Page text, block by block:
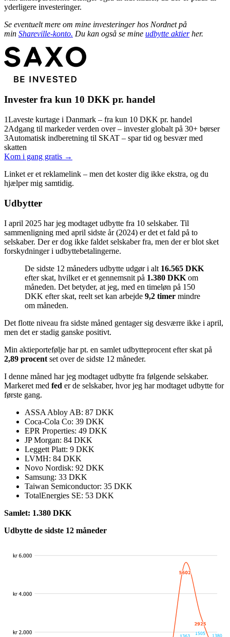
yderligere investeringer.
Se eventuelt mere om mine investeringer hos Nordnet på
min Shareville-konto. Du kan også se mine udbytte aktierher.
Invester fra kun 10 DKK pr. handel
1Laveste kurtage i Danmark – fra kun 10 DKK pr. handel
2Adgang til markeder verden over – invester globalt på 30+ børser
3Automatisk indberetning til SKAT – spar tid og besvær med
skatten
Kom i gang gratis →
Linket er et reklamelink – men det koster dig ikke ekstra, og du
hjælper mig samtidig.
Udbytter
I april 2025 har jeg modtaget udbytte fra 10 selskaber. Til
sammenligning med april sidste år (2024) er det et fald på to
selskaber. Der er dog ikke faldet selskaber fra, men der er blot sket
forskydninger i udbyttebetalingerne.
De sidste 12 måneders udbytte udgør i alt 16.565 DKK
efter skat, hvilket er et gennemsnit på 1.380 DKK om
måneden. Det betyder, at jeg, med en timeløn på 150
DKK efter skat, reelt set kan arbejde 9,2 timer mindre
om måneden.
Det flotte niveau fra sidste måned gentager sig desværre ikke i april,
men det er stadig ganske positivt.
Min aktieportefølje har pt. en samlet udbytteprocent efter skat på
2,89 procent set over de sidste 12 måneder.
I denne måned har jeg modtaget udbytte fra følgende selskaber.
Markeret med fed er de selskaber, hvor jeg har modtaget udbytte for
første gang.
ASSA Abloy AB: 87 DKK
Coca-Cola Co: 39 DKK
EPR Properties: 49 DKK
JP Morgan: 84 DKK
Leggett Platt: 9 DKK
LVMH: 84 DKK
Novo Nordisk: 92 DKK
Samsung: 33 DKK
Taiwan Semiconductor: 35 DKK
TotalEnergies SE: 53 DKK
Samlet: 1.380 DKK
Udbytte de sidste 12 måneder